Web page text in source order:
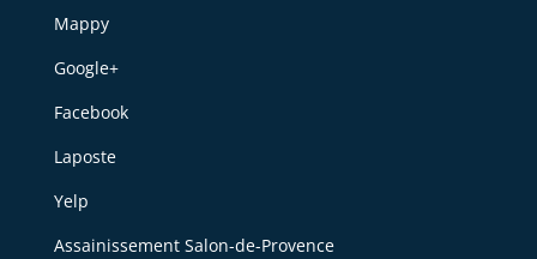
Mappy
Google+
Facebook
Laposte
Yelp
Assainissement Salon-de-Provence